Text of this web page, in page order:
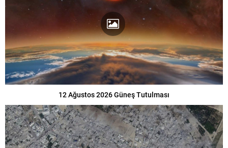
12 Ağustos 2026 Güneş Tutulması